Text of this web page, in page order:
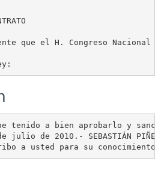
que el H. Congreso Nacional
tenido a bien aprobarlo y
julio de 2010.- SEBASTIÁN